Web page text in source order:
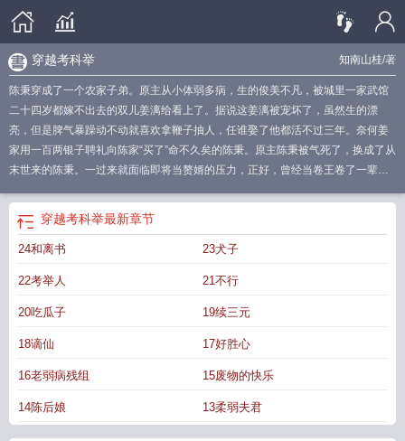
知南山桂/著
穿越考科举
陈秉穿成了一个农家子弟。原主从小体弱多病，生的俊美不凡，被城里一家武馆
二十四岁都嫁不出去的双儿姜漓给看上了。据说这姜漓被宠坏了，虽然生的漂
亮，但是脾气暴躁动不动就喜欢拿鞭子抽人，任谁娶了他都活不过三年。奈何姜
家用一百两银子聘礼向陈家“买了”命不久矣的陈秉。原主陈秉被气死了，换成了从
末世来的陈秉。一过来就面临即将当赘婿的压力，正好，曾经当卷王卷了一辈子
寡夫郎。结果他吐血吐的……三元及第了。初入朝堂：四朝元老霍首辅：一个快
死的状元，能有什么威胁？结果他吐血吐的……朝堂处处以他为精神领袖。大权
在握：皇帝：谈什么功高盖主……太医还是说他活不过三年？三年又三年……皇
想躺…… 穿越考科举by知南山桂 穿越考科举知南山桂txt
txt穿越考科举桃花白茶TXT 穿越考科举by穿越考科举 ai呀呀
知南穿越考科举百度 穿越考科举知南山桂全集穿越考科举txt
结 穿越考科举桃花白茶番外 穿越考科举txt百度 穿越考科举的
科举 桃花白茶
穿越考科举桃花白茶笔趣阁穿越考科举txt知南山桂
by桃花白茶穿越考科举知南山桂百度穿越考科举讲的什么穿越考科举 知南山
穿越考科举最新章节
24和离书 23犬子
22考举人 21不行
20吃瓜子 19续三元
18谪仙 17好胜心
16老弱病残组 15废物的快乐
14陈后娘 13柔弱夫君